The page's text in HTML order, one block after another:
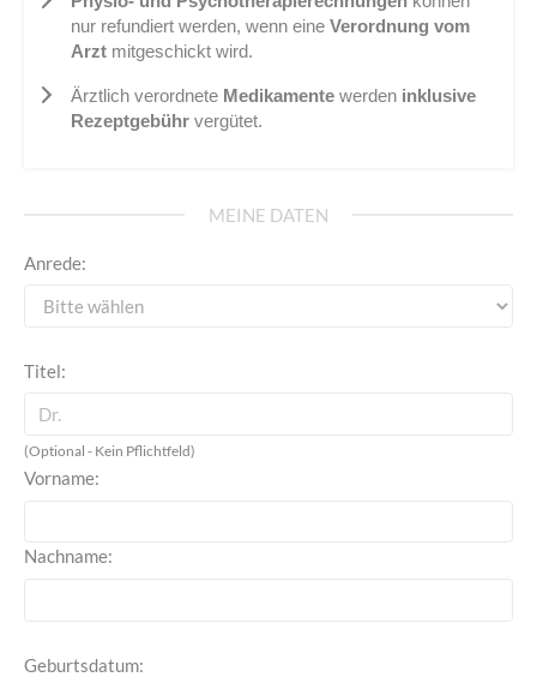
MEINE DATEN
Anrede:
Titel:
(Optional - Kein Pflichtfeld)
Vorname:
Nachname:
Geburtsdatum:
nur refundiert werden, wenn eineVerordnung vom
Arzt mitgeschickt wird.
Ärztlich verordnete Medikamente werden inklusive
Rezeptgebühr vergütet.